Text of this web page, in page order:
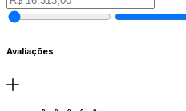
Avaliações